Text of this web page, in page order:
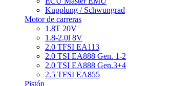
Kupplung / Schwungrad
Motor de carreras
1.8T 20V
1.8-2.0l 8V
2.0 TFSI EA113
2.0 TSI EA888 Gen. 1-2
2.0 TSI EA888 Gen.3+4
2.5 TFSI EA855
Pistón